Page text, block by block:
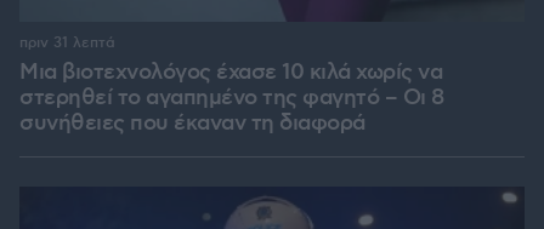
Μια βιοτεχνολόγος έχασε 10 κιλά χωρίς να
στερηθεί το αγαπημένο της φαγητό – Οι 8
συνήθειες που έκαναν τη διαφορά
πριν 31 λεπτά